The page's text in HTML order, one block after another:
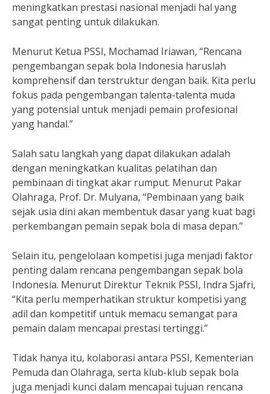
meningkatkan prestasi nasional menjadi hal yang
sangat penting untuk dilakukan.
Menurut Ketua PSSI, Mochamad Iriawan, “Rencana
pengembangan sepak bola Indonesia haruslah
komprehensif dan terstruktur dengan baik. Kita perlu
fokus pada pengembangan talenta-talenta muda
yang potensial untuk menjadi pemain profesional
yang handal.”
Salah satu langkah yang dapat dilakukan adalah
dengan meningkatkan kualitas pelatihan dan
pembinaan di tingkat akar rumput. Menurut Pakar
Olahraga, Prof. Dr. Mulyana, “Pembinaan yang baik
sejak usia dini akan membentuk dasar yang kuat bagi
perkembangan pemain sepak bola di masa depan.”
Selain itu, pengelolaan kompetisi juga menjadi faktor
penting dalam rencana pengembangan sepak bola
Indonesia. Menurut Direktur Teknik PSSI, Indra Sjafri,
“Kita perlu memperhatikan struktur kompetisi yang
adil dan kompetitif untuk memacu semangat para
pemain dalam mencapai prestasi tertinggi.”
Tidak hanya itu, kolaborasi antara PSSI, Kementerian
Pemuda dan Olahraga, serta klub-klub sepak bola
juga menjadi kunci dalam mencapai tujuan rencana